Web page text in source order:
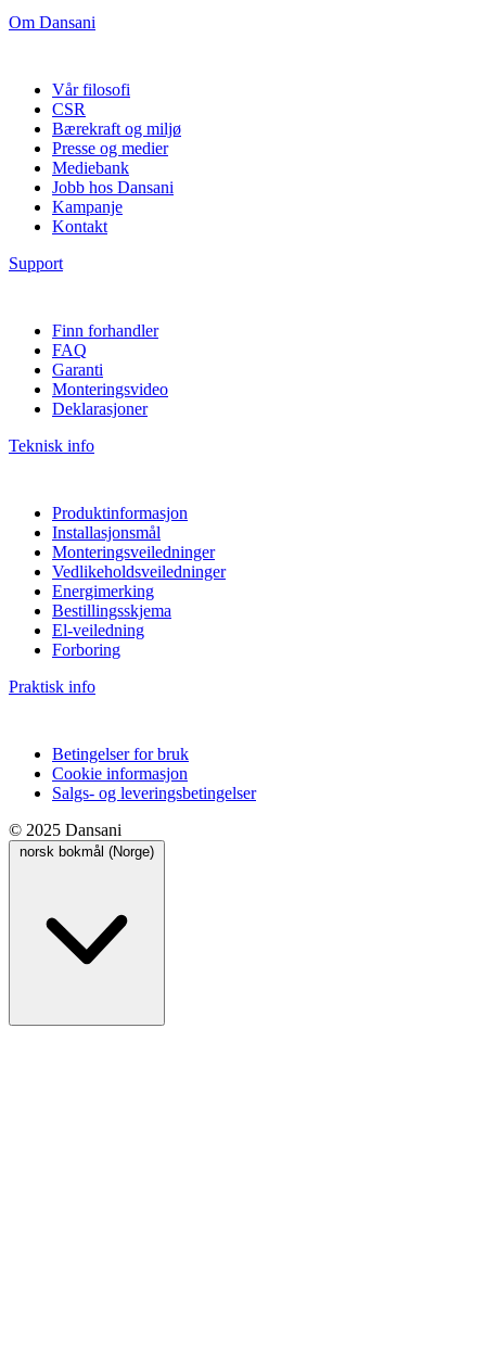
Om Dansani
Vår filosofi
CSR
Bærekraft og miljø
Presse og medier
Mediebank
Jobb hos Dansani
Kampanje
Kontakt
Support
Finn forhandler
FAQ
Garanti
Monteringsvideo
Deklarasjoner
Teknisk info
Produktinformasjon
Installasjonsmål
Monteringsveiledninger
Vedlikeholdsveiledninger
Energimerking
Bestillingsskjema
El-veiledning
Forboring
Praktisk info
Betingelser for bruk
Cookie informasjon
Salgs- og leveringsbetingelser
© 2025 Dansani
norsk bokmål (Norge)